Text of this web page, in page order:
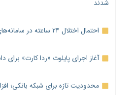
شدند
احتمال اختلال ۲۴ ساعته در سامانه‌های تأمین اجتماعی
آغاز اجرای پایلوت «ردا کارت»
محدودیت تازه برای شبکه بانکی؛